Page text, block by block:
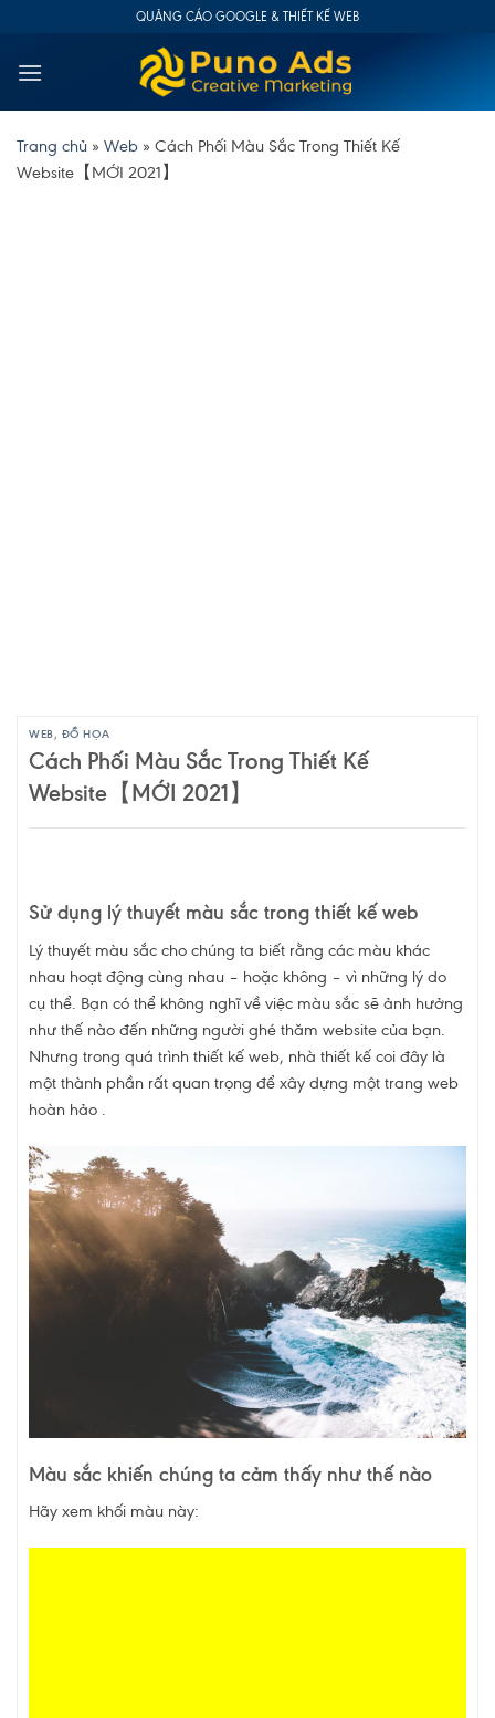
content
QUẢNG CÁO GOOGLE & THIẾT KẾ WEB
Trang chủ » Web » Cách Phối Màu Sắc Trong Thiết Kế
Website【MỚI 2021】
WEB, ĐỒ HỌA
Cách Phối Màu Sắc Trong Thiết Kế
Website【MỚI 2021】
Sử dụng lý thuyết màu sắc trong thiết kế web
Lý thuyết màu sắc cho chúng ta biết rằng các màu khác
nhau hoạt động cùng nhau – hoặc không – vì những lý do
cụ thể. Bạn có thể không nghĩ về việc màu sắc sẽ ảnh hưởng
như thế nào đến những người ghé thăm website của bạn.
Nhưng trong quá trình thiết kế web, nhà thiết kế coi đây là
một thành phần rất quan trọng để xây dựng một trang web
hoàn hảo .
Màu sắc khiến chúng ta cảm thấy như thế nào
Hãy xem khối màu này: